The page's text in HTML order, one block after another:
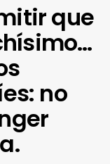
que
no